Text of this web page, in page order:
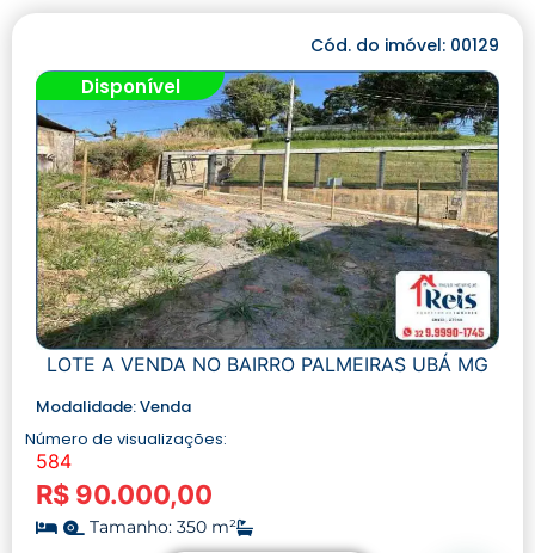
Cód. do imóvel: 00129
Disponível
LOTE A VENDA NO BAIRRO PALMEIRAS UBÁ MG
Modalidade:Venda
Número de visualizações:
584
R$ 90.000,00
Tamanho: 350 m²